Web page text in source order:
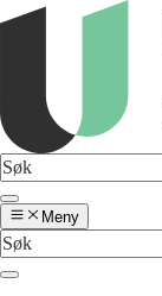
Meny